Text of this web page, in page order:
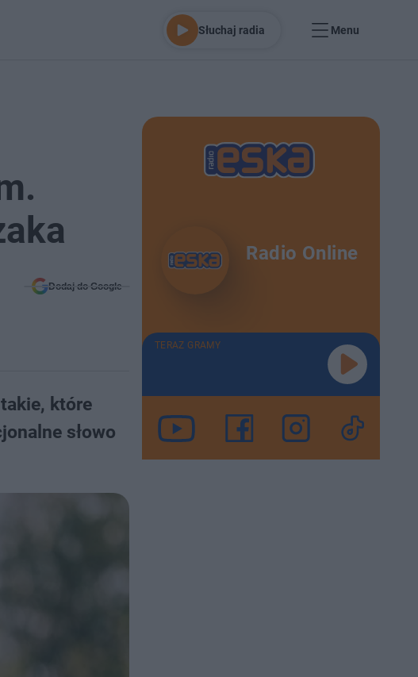
Słuchaj radia Menu
Dodaj do Google
które
słowo
Radio Online
TERAZ GRAMY